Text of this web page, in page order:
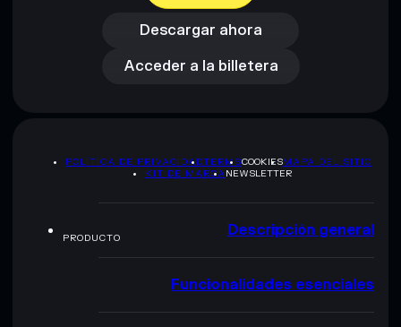
Descargar ahora
Acceder a la billetera
Acceder a la billetera
POLÍTICA DE PRIVACIDADTERMSCOOKIESMAPA DEL SITIO
KIT DE MARCA NEWSLETTER
PRODUCTO Descripción general
Funcionalidades esenciales